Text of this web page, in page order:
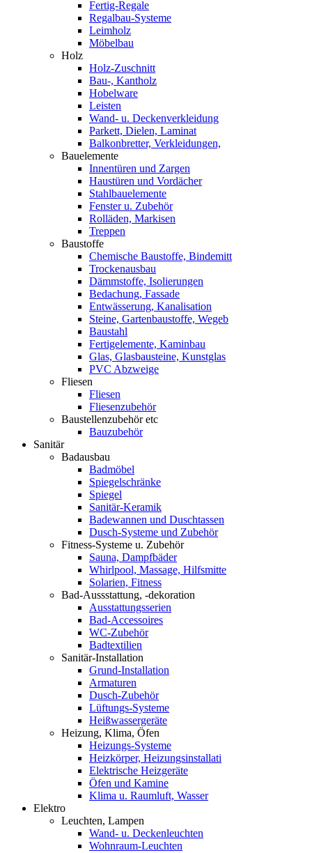
Fertig-Regale
Regalbau-Systeme
Leimholz
Möbelbau
Holz
Holz-Zuschnitt
Bau-, Kantholz
Hobelware
Leisten
Wand- u. Deckenverkleidung
Parkett, Dielen, Laminat
Balkonbretter, Verkleidungen,
Bauelemente
Innentüren und Zargen
Haustüren und Vordächer
Stahlbauelemente
Fenster u. Zubehör
Rolläden, Markisen
Treppen
Baustoffe
Chemische Baustoffe, Bindemitt
Trockenausbau
Dämmstoffe, Isolierungen
Bedachung, Fassade
Entwässerung, Kanalisation
Steine, Gartenbaustoffe, Wegeb
Baustahl
Fertigelemente, Kaminbau
Glas, Glasbausteine, Kunstglas
PVC Abzweige
Fliesen
Fliesen
Fliesenzubehör
Baustellenzubehör etc
Bauzubehör
Sanitär
Badausbau
Badmöbel
Spiegelschränke
Spiegel
Sanitär-Keramik
Badewannen und Duschtassen
Dusch-Systeme und Zubehör
Fitness-Systeme u. Zubehör
Sauna, Dampfbäder
Whirlpool, Massage, Hilfsmitte
Solarien, Fitness
Bad-Aussstattung, -dekoration
Ausstattungsserien
Bad-Accessoires
WC-Zubehör
Badtextilien
Sanitär-Installation
Grund-Installation
Armaturen
Dusch-Zubehör
Lüftungs-Systeme
Heißwassergeräte
Heizung, Klima, Öfen
Heizungs-Systeme
Heizkörper, Heizungsinstallati
Elektrische Heizgeräte
Öfen und Kamine
Klima u. Raumluft, Wasser
Elektro
Leuchten, Lampen
Wand- u. Deckenleuchten
Wohnraum-Leuchten